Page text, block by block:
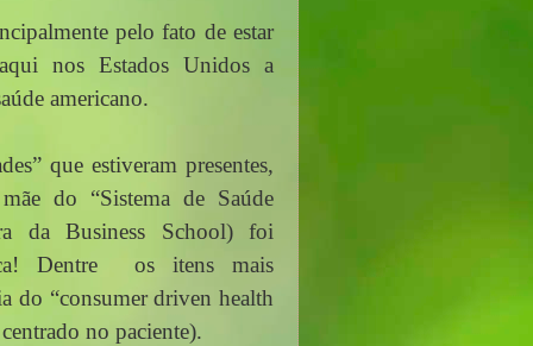
pelo fato de estar
nos Estados Unidos a
americano.
que estiveram presentes,
do “Sistema de Saúde
da Business School) foi
Dentre  os itens mais
do “consumer driven health
no paciente).